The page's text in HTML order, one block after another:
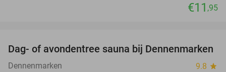
€11 ,95
26%
Dag- of avondentree sauna bij Dennenmarken
Dennenmarken 9.8 star